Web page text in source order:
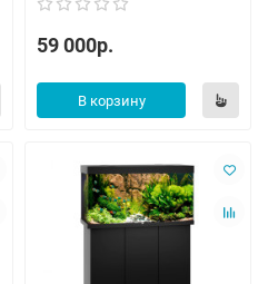
59 000р.
В корзину